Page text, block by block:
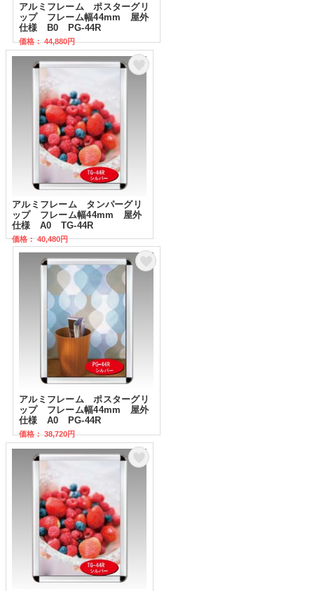
アルミフレーム ポスターグリ
ップ フレーム幅44mm 屋外
仕様 B0 PG-44R
価格： 44,880円
アルミフレーム タンパーグリ
ップ フレーム幅44mm 屋外
仕様 A0 TG-44R
価格： 40,480円
アルミフレーム ポスターグリ
ップ フレーム幅44mm 屋外
仕様 A0 PG-44R
価格： 38,720円